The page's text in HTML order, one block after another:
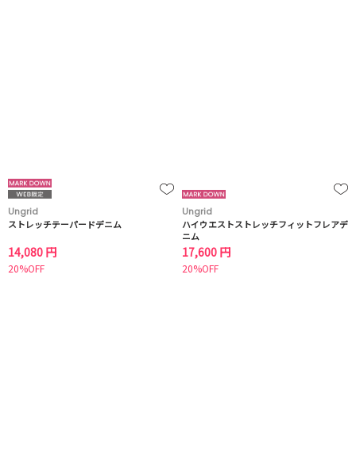
Ungrid
ストレッチテーパードデニム
14,080 円
20%OFF
Ungrid
ハイウエストストレッチフィットフレアデ
ニム
17,600 円
20%OFF